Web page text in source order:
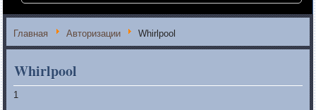
Главная Авторизации Whirlpool
Whirlpool
1